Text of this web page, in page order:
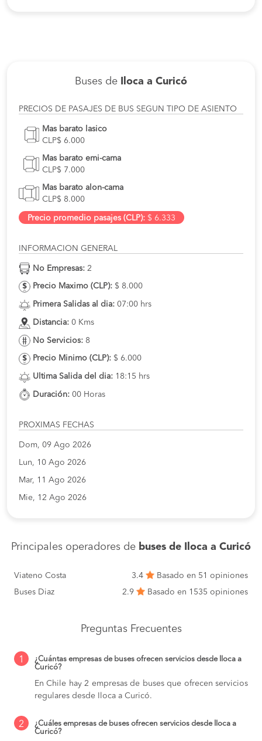
Buses de Iloca a Curicó
PRECIOS DE PASAJES DE BUS SEGUN TIPO DE ASIENTO
Mas barato lasico
CLP$ 6.000
Mas barato emi-cama
CLP$ 7.000
Mas barato alon-cama
CLP$ 8.000
Precio promedio pasajes (CLP): $ 6.333
INFORMACION GENERAL
No Empresas: 2
Precio Maximo (CLP): $ 8.000
Primera Salidas al dia: 07:00 hrs
Distancia: 0 Kms
No Servicios: 8
Precio Minimo (CLP): $ 6.000
Ultima Salida del dia: 18:15 hrs
Duración: 00 Horas
PROXIMAS FECHAS
Dom, 09 Ago 2026
Lun, 10 Ago 2026
Mar, 11 Ago 2026
Mie, 12 Ago 2026
Principales operadores de buses de Iloca a Curicó
Viateno Costa 3.4
Basado en 51 opiniones
Buses Diaz
2.9 Basado en 1535 opiniones
Preguntas Frecuentes
1
¿Cuántas empresas de buses ofrecen servicios desde Iloca a
Curicó?
En Chile hay 2 empresas de buses que ofrecen servicios
regulares desde Iloca a Curicó.
2
¿Cuáles empresas de buses ofrecen servicios desde Iloca a
Curicó?